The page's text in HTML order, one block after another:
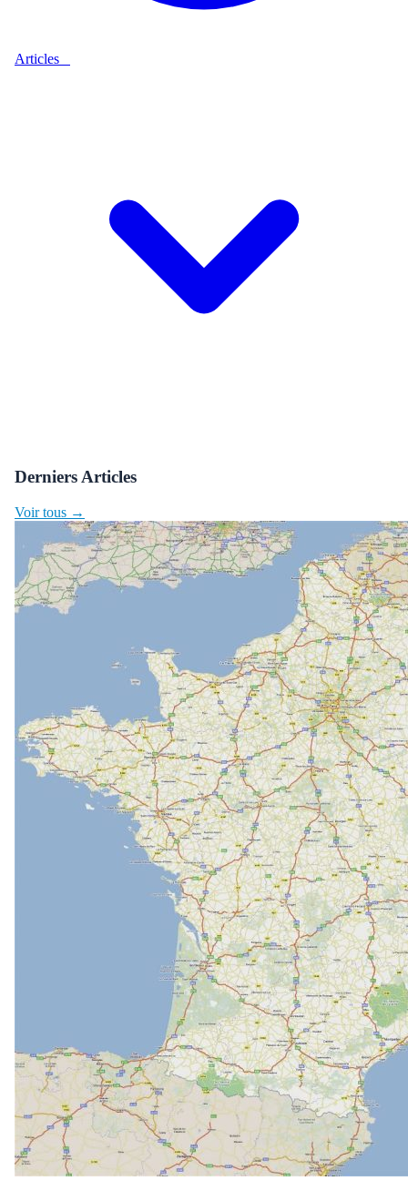
Articles
Derniers Articles
Voir tous →